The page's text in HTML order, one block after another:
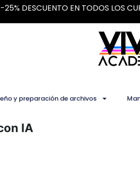
-25% DESCUENTO EN TODOS LOS
y preparación de archivos
IA